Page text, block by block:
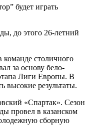
будет играть
до этого 26-летний
команде столичного
за основу бело-
Лиги Европы. В
высокие результаты.
«Спартак». Сезон
провел в казанском
сборную